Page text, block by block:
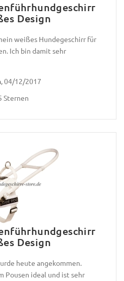
Design
weißes Hundegeschirr für
Ich bin damit sehr
, 04/12/2017
Sternen
Design
heute angekommen.
Pousen ideal und ist sehr